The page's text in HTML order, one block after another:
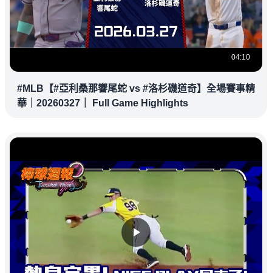
04:10
#MLB【#亞利桑那響尾蛇 vs #洛杉磯道奇】全場賽事精
華｜20260327｜ Full Game Highlights